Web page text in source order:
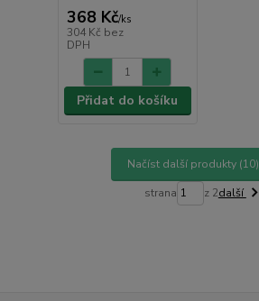
368 Kč/ks
304 Kč bez
DPH
Přidat do košíku
Načíst další produkty (10)
strana z 2další